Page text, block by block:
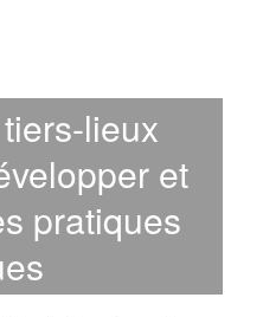
lieux
et
pratiques